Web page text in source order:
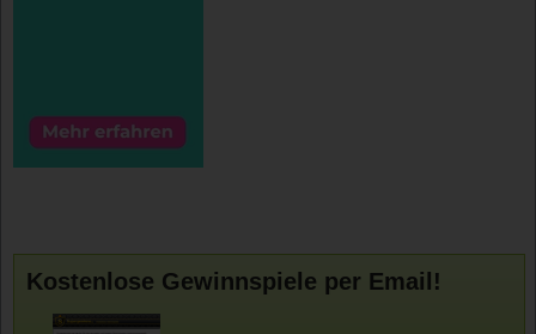
Kostenlose Gewinnspiele per Email!